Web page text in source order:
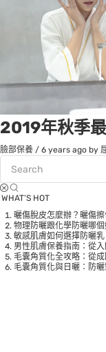
2019年秋季
臉部保養 / 6 years ago by
WHAT’S HOT
曬傷脫皮怎麼辦？曬傷
物理防曬跟化學防曬哪
敏感肌膚如何選擇防曬
男性肌膚保養指南：從
毛囊角質化全攻略：從
毛囊角質化與日曬：防